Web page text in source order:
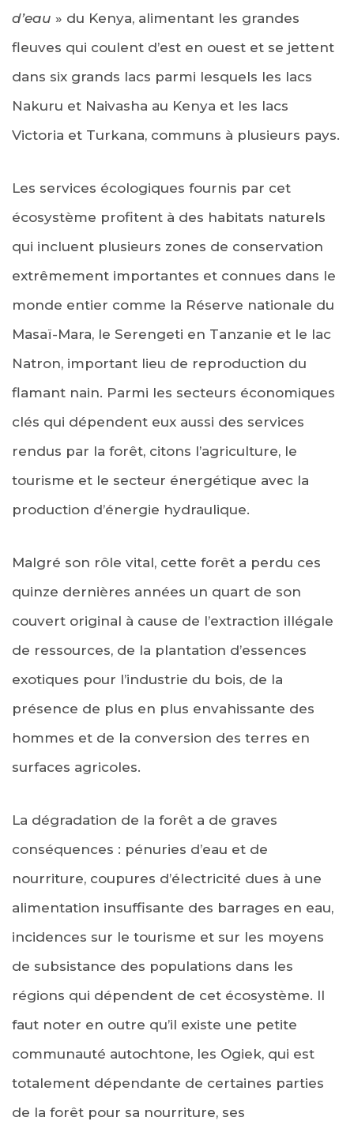
d’eau » du Kenya, alimentant les grandes
fleuves qui coulent d’est en ouest et se jettent
dans six grands lacs parmi lesquels les lacs
Nakuru et Naivasha au Kenya et les lacs
Victoria et Turkana, communs à plusieurs pays.
Les services écologiques fournis par cet
écosystème profitent à des habitats naturels
qui incluent plusieurs zones de conservation
extrêmement importantes et connues dans le
monde entier comme la Réserve nationale du
Masaï-Mara, le Serengeti en Tanzanie et le lac
Natron, important lieu de reproduction du
flamant nain. Parmi les secteurs économiques
clés qui dépendent eux aussi des services
rendus par la forêt, citons l’agriculture, le
tourisme et le secteur énergétique avec la
production d’énergie hydraulique.
Malgré son rôle vital, cette forêt a perdu ces
quinze dernières années un quart de son
couvert original à cause de l’extraction illégale
de ressources, de la plantation d’essences
exotiques pour l’industrie du bois, de la
présence de plus en plus envahissante des
hommes et de la conversion des terres en
surfaces agricoles.
La dégradation de la forêt a de graves
conséquences : pénuries d’eau et de
nourriture, coupures d’électricité dues à une
alimentation insuffisante des barrages en eau,
incidences sur le tourisme et sur les moyens
de subsistance des populations dans les
régions qui dépendent de cet écosystème. Il
faut noter en outre qu’il existe une petite
communauté autochtone, les Ogiek, qui est
totalement dépendante de certaines parties
de la forêt pour sa nourriture, ses